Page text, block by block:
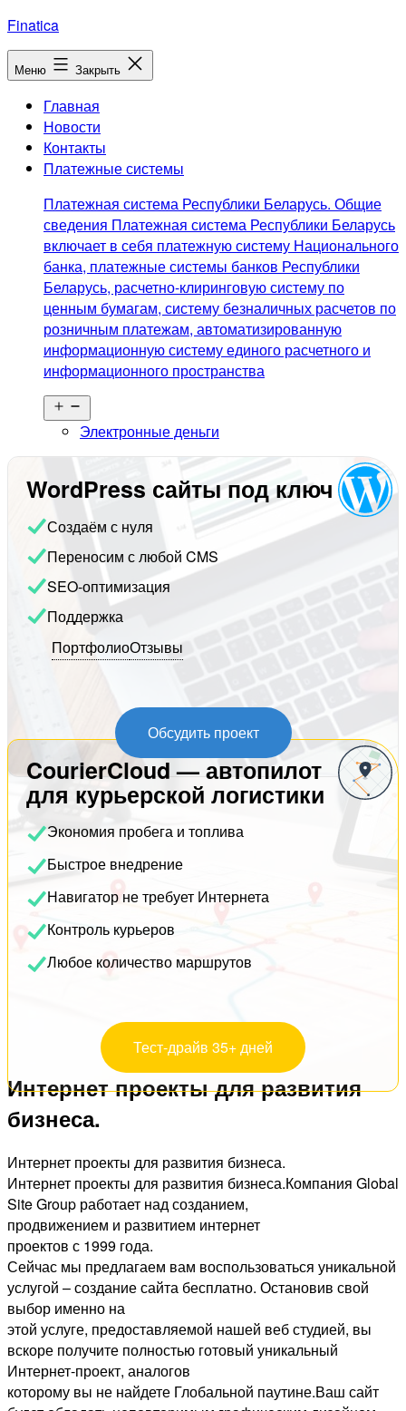
Перейти
к
содержимому
Finatica
Меню Закрыть
Главная
Новости
Контакты
Платежные системы
Платежная система Республики Беларусь. Общие
сведения Платежная система Республики Беларусь
включает в себя платежную систему Национального
банка, платежные системы банков Республики
Беларусь, расчетно-клиринговую систему по
ценным бумагам, систему безналичных расчетов по
розничным платежам, автоматизированную
информационную систему единого расчетного и
информационного пространства
меню
Электронные деньги
WordPress сайты под ключ
Создаём с нуля
Переносим с любой CMS
SEO-оптимизация
Поддержка
ПортфолиоОтзывы
Обсудить проект
CourierCloud — автопилот
для курьерской логистики
Экономия пробега и топлива
Быстрое внедрение
Навигатор не требует Интернета
Контроль курьеров
Любое количество маршрутов
Тест-драйв 35+ дней
Интернет проекты для развития
бизнеса.
Интернет проекты для развития бизнеса.
Интернет проекты для развития бизнеса.Компания Global
Site Group работает над созданием,
продвижением и развитием интернет
проектов с 1999 года.
Сейчас мы предлагаем вам воспользоваться уникальной
услугой – создание сайта бесплатно. Остановив свой
выбор именно на
этой услуге, предоставляемой нашей веб студией, вы
вскоре получите полностью готовый уникальный
Интернет-проект, аналогов
которому вы не найдете Глобальной паутине.Ваш сайт